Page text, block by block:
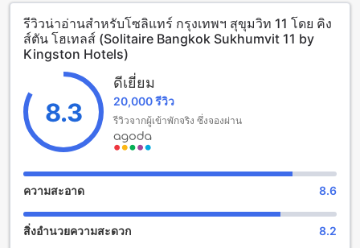
ทาง เช่น ใกล้สนามบินเพียง 40 นาที และห่างจากใจกลางเมือง
เพียง 0.3 กิโลเมตร เป็นต้น โดยโรงแรมยินดีต้อนรับเด็กอายุ
ตั้งแต่ 0 ถึง 12 ปีให้พักผ่อนฟรี
สนุกสนานกับสิ่งอำนวยความสะดวกในโซลิแทร์ แบงค็อก สุขุมวิท
โซลิแทร์ แบงค็อก สุขุมวิท 11 นอกจากเป็นโรงแรมที่มีความ
สะดวกสบายแล้ว ยังมีสิ่งอำนวยความสะดวกที่ทำให้คุณสามารถ
สนุกสนานได้อย่างเต็มที่ โรงแรมมีบาร์ที่มีเครื่องดื่มหลากหลาย
เลือกให้เลือกสรรเพื่อความสนุกสนานในช่วงเย็นหรือหลังจากการ
เดินทางเหนื่อยล้า นอกจากนี้ยังมีสปาและสตีมรูมที่ให้บริการนวด
คลายที่ดีที่สุด
รีวิวน่าอ่านสำหรับโซลิแทร์ กรุงเทพฯ สุขุมวิท 11 โดย คิง
ส์ตัน โฮเทลส์ (Solitaire Bangkok Sukhumvit 11 by
Kingston Hotels)
8.3
ดีเยี่ยม
20,000 รีวิว
รีวิวจากผู้เข้าพักจริง ซึ่งจองผ่าน
ความสะอาด 8.6
สิ่งอำนวยความสะดวก 8.2